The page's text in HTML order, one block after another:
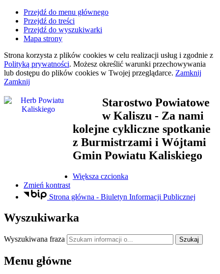
Przejdź do menu głównego
Przejdź do treści
Przejdź do wyszukiwarki
Mapa strony
Strona korzysta z plików cookies w celu realizacji usług i zgodnie z
Polityką prywatności. Możesz określić warunki przechowywania
lub dostępu do plików cookies w Twojej przeglądarce. Zamknij
Zamknij
Starostwo Powiatowe
w Kaliszu - Za nami
kolejne cykliczne spotkanie
z Burmistrzami i Wójtami
Gmin Powiatu Kaliskiego
Większa czcionka
Zmień kontrast
Strona główna - Biuletyn Informacji Publicznej
Wyszukiwarka
Wyszukiwana fraza Szukaj
Menu główne